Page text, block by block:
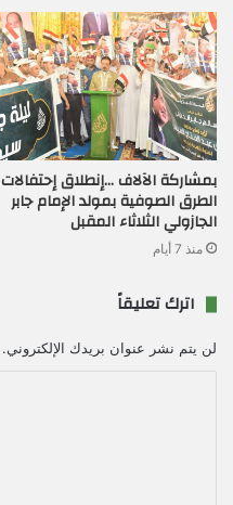
بمشاركة الآلاف …إنطلاق إحتفالات
الطرق الصوفية بمولد الإمام جابر
الجازولي الثلاثاء المقبل
منذ 7 أيام
اترك تعليقاً
لن يتم نشر عنوان بريدك الإلكتروني.